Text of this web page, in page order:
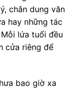
chân dung văn
hay những tác
lứa tuổi đều
cửa riêng để
bao giờ xa